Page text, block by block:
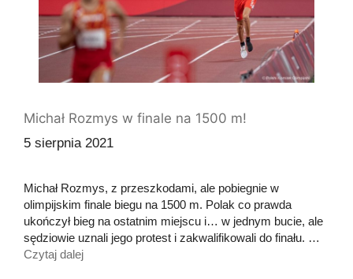
Michał Rozmys w finale na 1500 m!
5 sierpnia 2021
Michał Rozmys, z przeszkodami, ale pobiegnie w
olimpijskim finale biegu na 1500 m. Polak co prawda
ukończył bieg na ostatnim miejscu i… w jednym bucie, ale
sędziowie uznali jego protest i zakwalifikowali do finału. …
Czytaj dalej